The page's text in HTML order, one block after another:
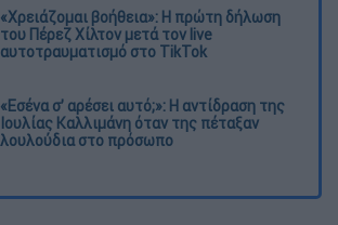
«Χρειάζομαι βοήθεια»: Η πρώτη δήλωση
του Πέρεζ Χίλτον μετά τον live
αυτοτραυματισμό στο TikTok
«Εσένα σ’ αρέσει αυτό;»: Η αντίδραση της
Ιουλίας Καλλιμάνη όταν της πέταξαν
λουλούδια στο πρόσωπο